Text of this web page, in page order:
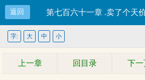
返回 第七百六十一章 .卖了个天
字: 大 中 小
上一章 回目录 下一